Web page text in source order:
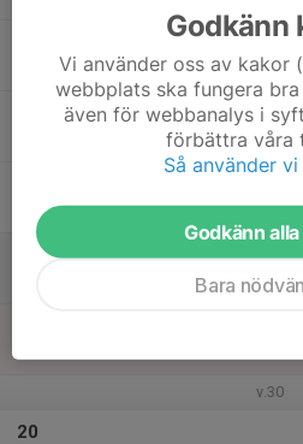
17:00
LTV-Bingo LTV Bingo
Hedensborg
v.30
20
Godkänn
Vi använder oss av kakor
webbplats ska fungera
även för webbanalys i
förbättra våra
Så använder
Godkänn
Bara